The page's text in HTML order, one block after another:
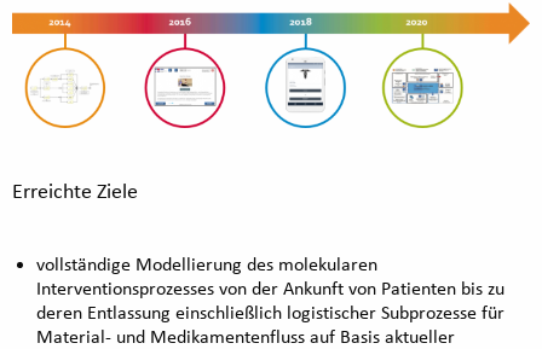
Erreichte Ziele
vollständige Modellierung des molekularen
Interventionsprozesses von der Ankunft von Patienten bis zu
deren Entlassung einschließlich logistischer Subprozesse für
Material- und Medikamentenfluss auf Basis aktueller